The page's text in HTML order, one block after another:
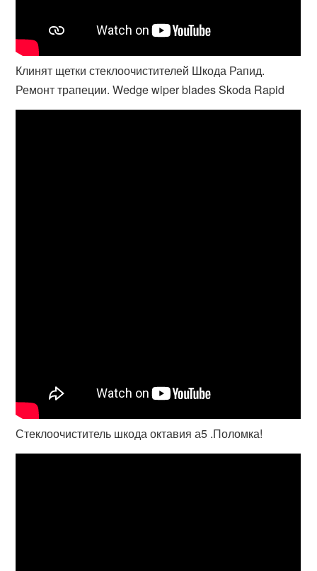
Клинят щетки стеклоочистителей Шкода Рапид.
Ремонт трапеции. Wedge wiper blades Skoda Rapid
Стеклоочиститель шкода октавия а5 .Поломка!